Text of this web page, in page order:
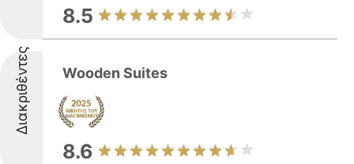
8.5
Διακριθέντες Wooden Suites
8.6